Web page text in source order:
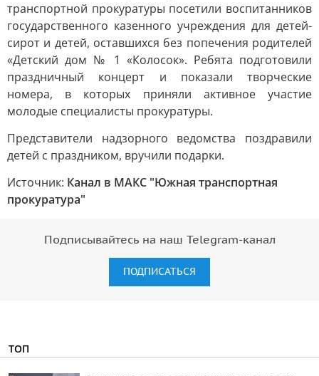
транспортной прокуратуры посетили воспитанников
государственного казенного учреждения для детей-
сирот и детей, оставшихся без попечения родителей
«Детский дом № 1 «Колосок». Ребята подготовили
праздничный концерт и показали творческие
номера, в которых приняли активное участие
молодые специалисты прокуратуры.
Представители надзорного ведомства поздравили
детей с праздником, вручили подарки.
Источник: Канал в МАКС "Южная транспортная
прокуратура"
Подписывайтесь на наш Telegram-канал
ПОДПИСАТЬСЯ
ТОП